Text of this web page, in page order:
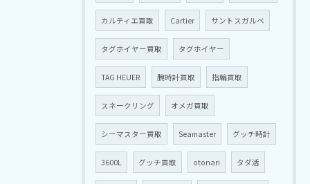
カルティエ買取 Cartier サントスガルベ
タグホイヤー買取 タグホイヤー
TAG HEUER 腕時計買取 指輪買取
スネークリング オメガ買取
シーマスター買取 Seamaster グッチ時計
3600L グッチ買取 otonari タダ活